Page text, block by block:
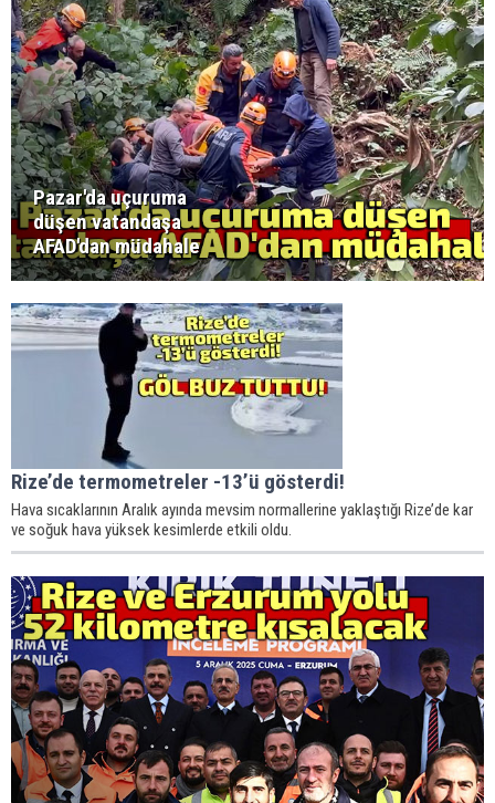
Pazar'da uçuruma
düşen vatandaşa
AFAD'dan müdahale
Rize’de termometreler -13’ü gösterdi!
Hava sıcaklarının Aralık ayında mevsim normallerine yaklaştığı Rize’de kar
ve soğuk hava yüksek kesimlerde etkili oldu.